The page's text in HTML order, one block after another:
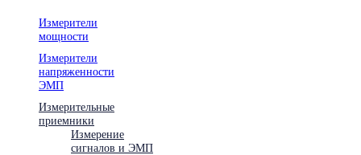
Измерители
мощности
Измерители
напряженности
ЭМП
Измерительные
приемники
Измерение
сигналов и ЭМП